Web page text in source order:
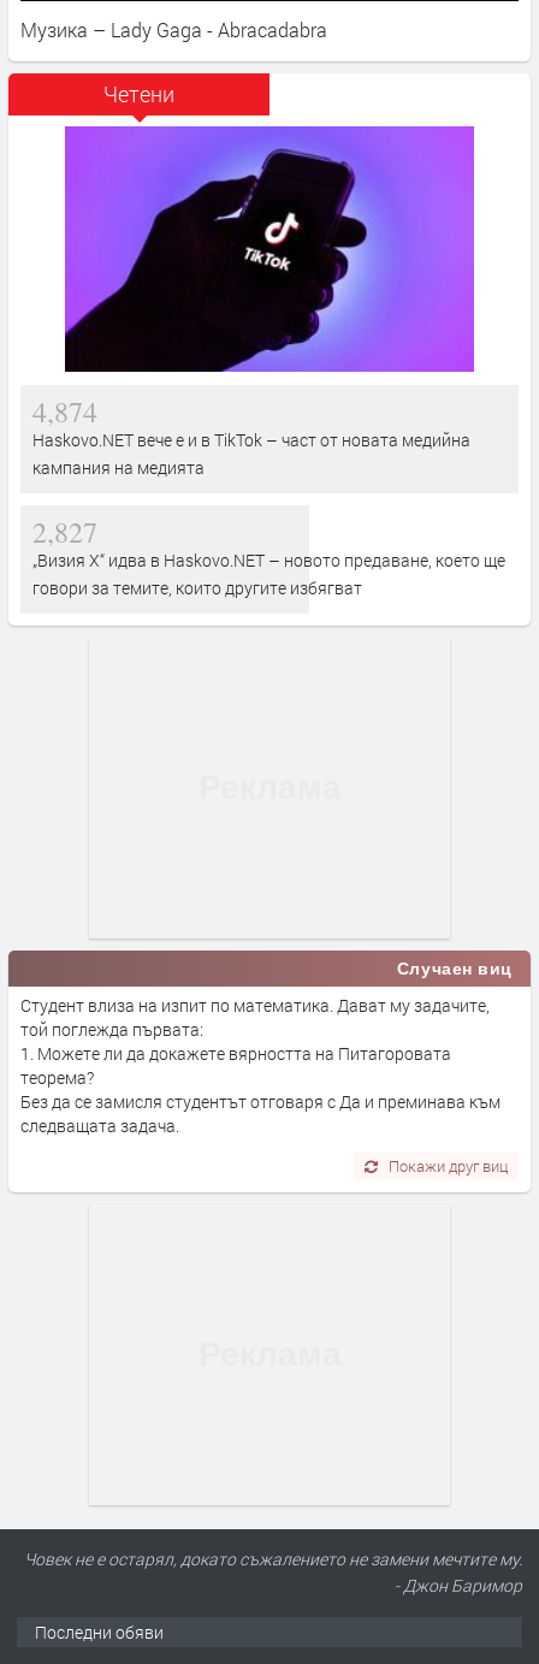
Музика – Lady Gaga - Abracadabra
Четени
4,874
Haskovo.NET вече е и в TikTok – част от новата медийна
кампания на медията
2,827
„Визия Х“ идва в Haskovo.NET – новото предаване, което ще
говори за темите, които другите избягват
Случаен виц
Студент влиза на изпит по математика. Дават му задачите,
той поглежда първата:
1. Можете ли да докажете вярността на Питагоровата
теорема?
Без да се замисля студентът отговаря с Да и преминава към
следващата задача.
Покажи друг виц
Човек не е остарял, докато съжалението не замени мечтите му.
- Джон Баримор
Последни обяви